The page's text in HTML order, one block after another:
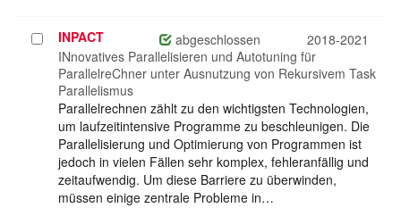
Projekt
auswählen
INPACT abgeschlossen
2018-2021
INnovatives Parallelisieren und Autotuning für
ParallelreChner unter Ausnutzung von Rekursivem Task
Parallelismus
Parallelrechnen zählt zu den wichtigsten Technologien,
um laufzeitintensive Programme zu beschleunigen. Die
Parallelisierung und Optimierung von Programmen ist
jedoch in vielen Fällen sehr komplex, fehleranfällig und
zeitaufwendig. Um diese Barriere zu überwinden,
müssen einige zentrale Probleme in…